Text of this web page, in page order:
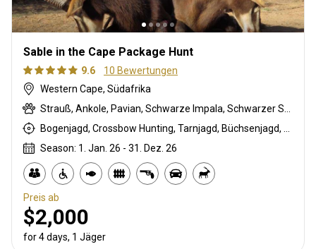
Sable in the Cape Package Hunt
9.6
10 Bewertungen
Western Cape, Südafrika
Season: 1. Jan. 26 - 31. Dez. 26
Preis ab
$2,000
for 4 days, 1 Jäger